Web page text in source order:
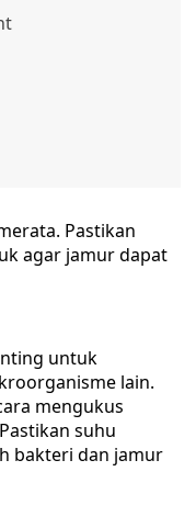
Pastikan
agar jamur dapat
untuk
lain.
mengukus
suhu
bakteri dan jamur